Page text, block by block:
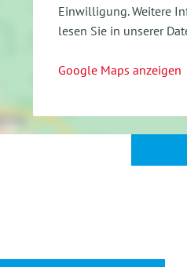
Einwilligung. Weitere
lesen Sie in unserer
Google Maps anzeigen